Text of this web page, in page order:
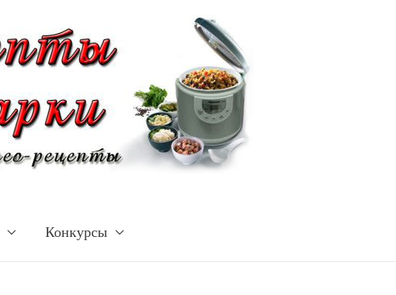
Конкурсы